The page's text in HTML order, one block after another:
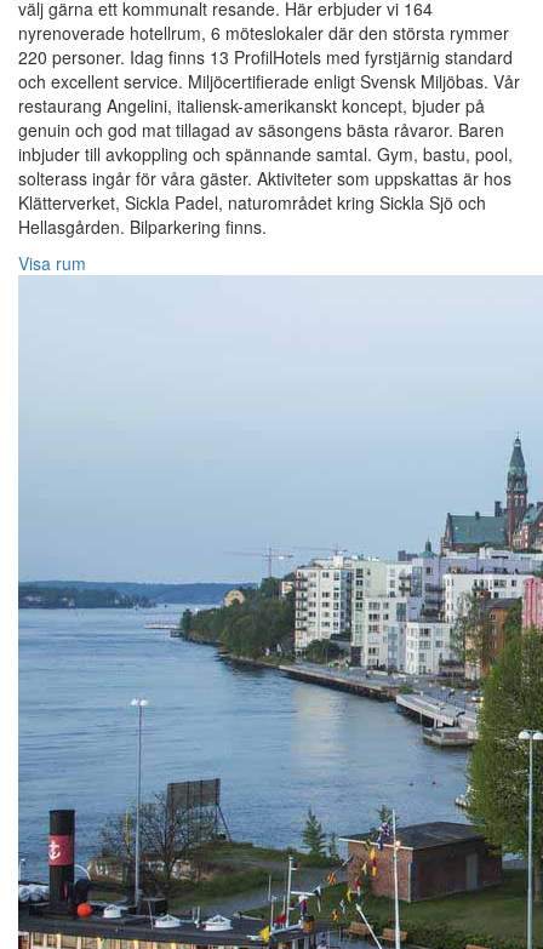
välj gärna ett kommunalt resande. Här erbjuder vi 164
nyrenoverade hotellrum, 6 möteslokaler där den största rymmer
220 personer. Idag finns 13 ProfilHotels med fyrstjärnig standard
och excellent service. Miljöcertifierade enligt Svensk Miljöbas. Vår
restaurang Angelini, italiensk-amerikanskt koncept, bjuder på
genuin och god mat tillagad av säsongens bästa råvaror. Baren
inbjuder till avkoppling och spännande samtal. Gym, bastu, pool,
solterass ingår för våra gäster. Aktiviteter som uppskattas är hos
Klätterverket, Sickla Padel, naturområdet kring Sickla Sjö och
Hellasgården. Bilparkering finns.
Visa rum